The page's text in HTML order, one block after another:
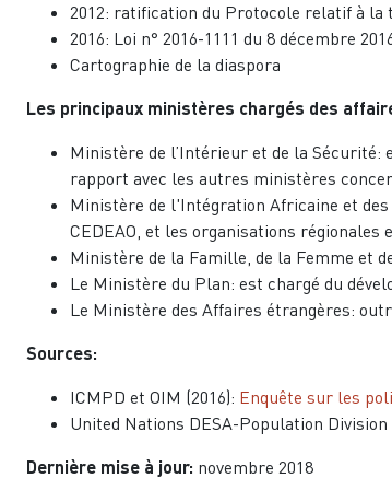
2012: ratification du Protocole relatif à la
2016: Loi n° 2016-1111 du 8 décembre
Cartographie de la diaspora
Les principaux ministères chargés des
Ministère de l’Intérieur et de la Sécurité:
rapport avec les autres ministères
Ministère de l'Intégration Africaine et
CEDEAO, et les organisations régionales
Ministère de la Famille, de la Femme et
Le Ministère du Plan: est chargé du
Le Ministère des Affaires étrangères:
Sources:
ICMPD et OIM (2016): Enquête sur les
United Nations DESA-Population Division
Dernière mise à jour: novembre 2018